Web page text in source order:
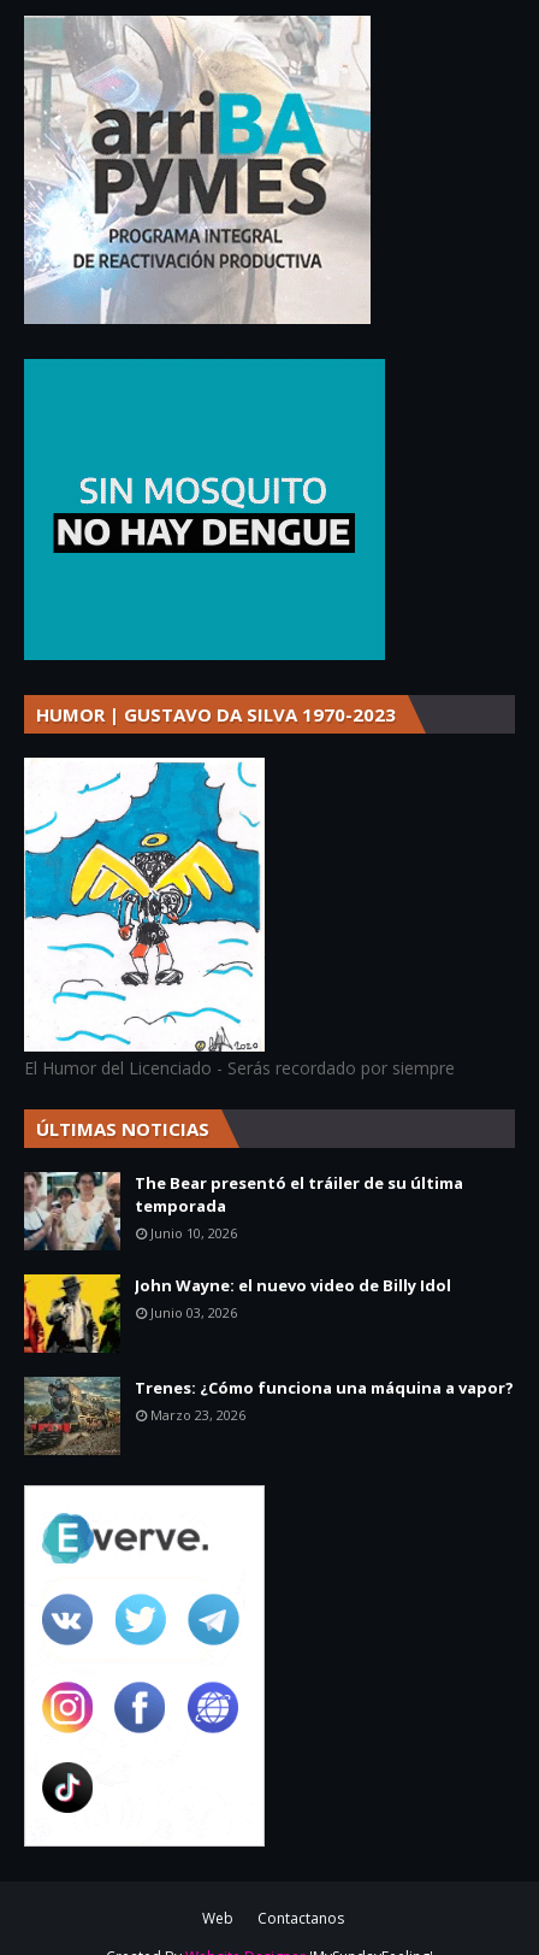
HUMOR | GUSTAVO DA SILVA 1970-2023
El Humor del Licenciado - Serás recordado por siempre
ÚLTIMAS NOTICIAS
The Bear presentó el tráiler de su última
temporada
Junio 10, 2026
John Wayne: el nuevo video de Billy Idol
Junio 03, 2026
Trenes: ¿Cómo funciona una máquina a vapor?
Marzo 23, 2026
Web
Contactanos